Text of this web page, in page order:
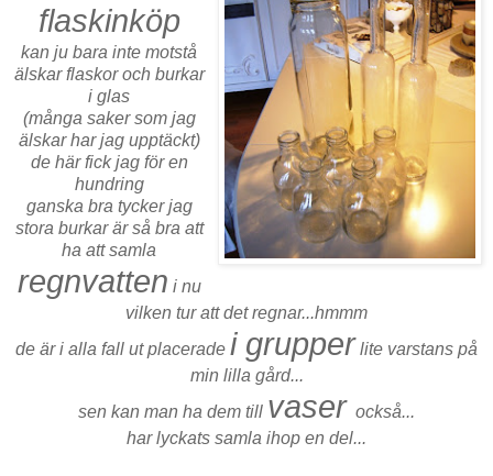
flaskinköp
kan ju bara inte motstå
älskar flaskor och burkar
i glas
(många saker som jag
älskar har jag upptäckt)
de här fick jag för en
hundring
ganska bra tycker jag
stora burkar är så bra att
ha att samla
regnvatten i nu
vilken tur att det regnar...hmmm
de är i alla fall ut placerade i grupper lite varstans på
min lilla gård...
sen kan man ha dem till vaser också...
har lyckats samla ihop en del...